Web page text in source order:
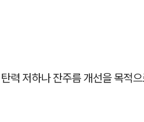
탄력 저하나 잔주름 개선을 목적